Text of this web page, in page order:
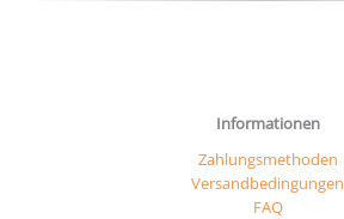
Informationen
Zahlungsmethoden
Versandbedingungen
FAQ